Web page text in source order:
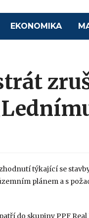
EKONOMIKA
týkající se
plánem a s
do skupiny PPF